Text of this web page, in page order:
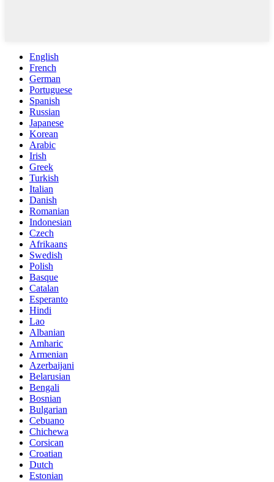
English
French
German
Portuguese
Spanish
Russian
Japanese
Korean
Arabic
Irish
Greek
Turkish
Italian
Danish
Romanian
Indonesian
Czech
Afrikaans
Swedish
Polish
Basque
Catalan
Esperanto
Hindi
Lao
Albanian
Amharic
Armenian
Azerbaijani
Belarusian
Bengali
Bosnian
Bulgarian
Cebuano
Chichewa
Corsican
Croatian
Dutch
Estonian